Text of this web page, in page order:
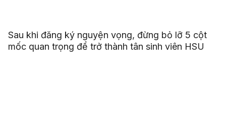
Sau khi đăng ký nguyện vọng, đừng bỏ lỡ 5 cột
mốc quan trọng để trở thành tân sinh viên HSU